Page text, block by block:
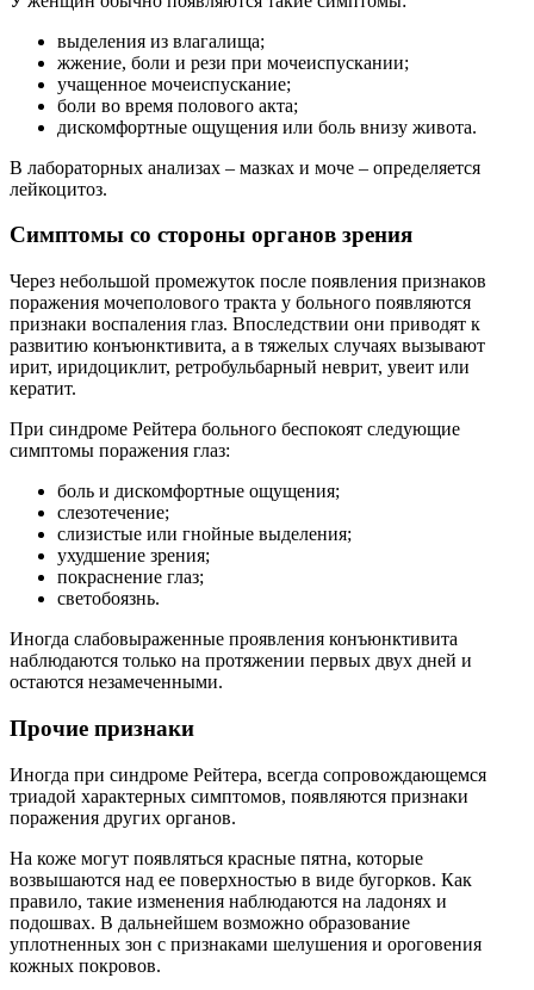
выделения из влагалища;
жжение, боли и рези при мочеиспускании;
учащенное мочеиспускание;
боли во время полового акта;
дискомфортные ощущения или боль внизу живота.
В лабораторных анализах – мазках и моче – определяется
лейкоцитоз.
Симптомы со стороны органов зрения
Через небольшой промежуток после появления признаков
поражения мочеполового тракта у больного появляются
признаки воспаления глаз. Впоследствии они приводят к
развитию конъюнктивита, а в тяжелых случаях вызывают
ирит, иридоциклит, ретробульбарный неврит, увеит или
кератит.
При синдроме Рейтера больного беспокоят следующие
симптомы поражения глаз:
боль и дискомфортные ощущения;
слезотечение;
слизистые или гнойные выделения;
ухудшение зрения;
покраснение глаз;
светобоязнь.
Иногда слабовыраженные проявления конъюнктивита
наблюдаются только на протяжении первых двух дней и
остаются незамеченными.
Прочие признаки
Иногда при синдроме Рейтера, всегда сопровождающемся
триадой характерных симптомов, появляются признаки
поражения других органов.
На коже могут появляться красные пятна, которые
возвышаются над ее поверхностью в виде бугорков. Как
правило, такие изменения наблюдаются на ладонях и
подошвах. В дальнейшем возможно образование
уплотненных зон с признаками шелушения и ороговения
кожных покровов.